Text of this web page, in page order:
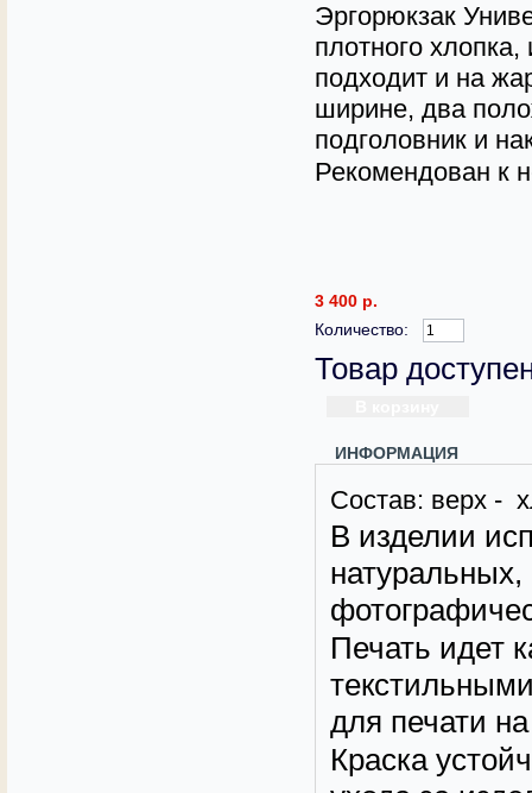
Эргорюкзак
плотного
подходит и на
ширине, два
подголовник и
Рекомендован к
3 400 р.
Количество:
Товар
ИНФОРМАЦИЯ
Состав: верх -
В изделии
натуральных,
Печать идет
для печати
Краска